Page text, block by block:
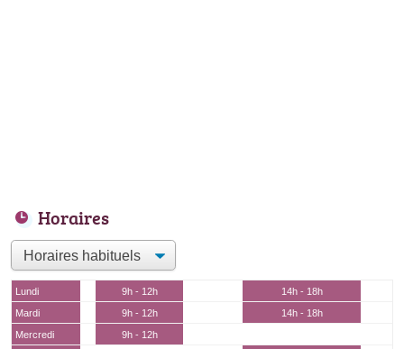
Horaires
Lundi 9h - 12h
14h - 18h
Mardi
9h - 12h
14h - 18h
Mercredi
9h - 12h